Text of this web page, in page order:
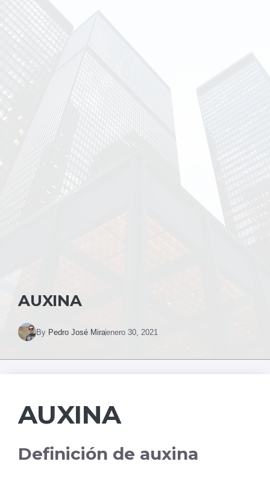
AUXINA
By Pedro José Miraenero 30, 2021
AUXINA
Definición de auxina